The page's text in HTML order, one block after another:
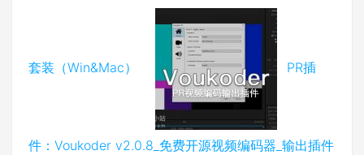
套装（Win&Mac） PR插
件：Voukoder v2.0.8_免费开源视频编码器_输出插件